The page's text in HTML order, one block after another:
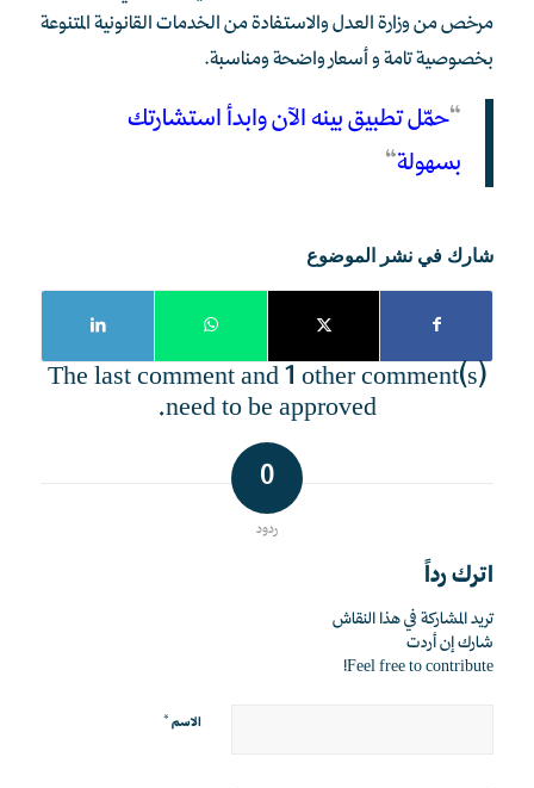
مرخص من وزارة العدل والاستفادة من الخدمات القانونية المتنوعة
بخصوصية تامة و أسعار واضحة ومناسبة.
“حمّل تطبيق بينه الآن وابدأ استشارتك
بسهولة“
شارك في نشر الموضوع
The last comment and 1 other comment(s)
need to be approved.
0
ردود
اترك رداً
تريد المشاركة في هذا النقاش
شارك إن أردت
Feel free to contribute!
الاسم*